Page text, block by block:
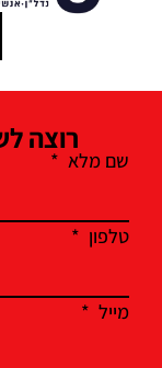
רוצה
שם מלא
טלפון
מייל